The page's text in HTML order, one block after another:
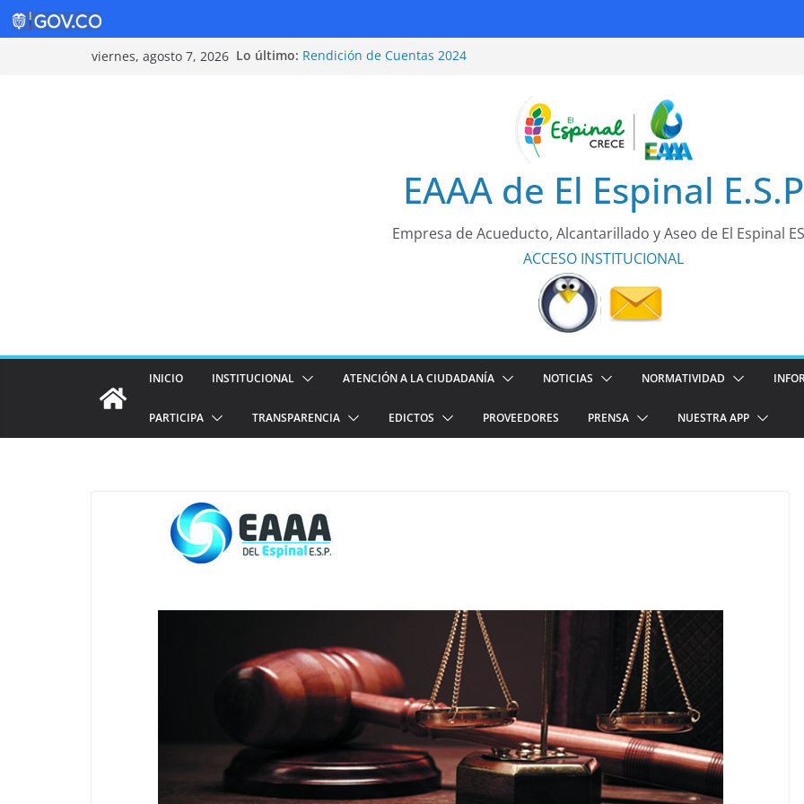
viernes, agosto 7, 2026 Lo último: Rendición de Cuentas 2024
EAAA de El Espinal E.S.P
Empresa de Acueducto, Alcantarillado y Aseo de El Espinal
ACCESO INSTITUCIONAL
INICIO INSTITUCIONAL ATENCIÓN A LA CIUDADANÍA NOTICIAS NORMATIVIDAD
PARTICIPA TRANSPARENCIA EDICTOS PROVEEDORES PRENSA NUESTRA APP